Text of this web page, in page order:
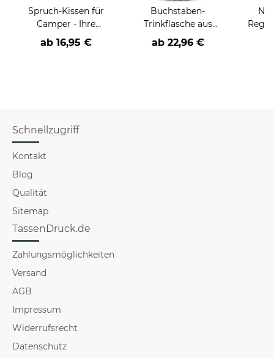
Spruch-Kissen für
Camper - Ihre
Majestät die
Camperin
ab 16,95 €
Buchstaben-
Trinkflasche aus
Edelstahl - mit
Blumenmotiv
ab 22,96 €
Schnellzugriff
Kontakt
Blog
Qualität
Sitemap
TassenDruck.de
Zahlungsmöglichkeiten
Versand
AGB
Impressum
Widerrufsrecht
Datenschutz